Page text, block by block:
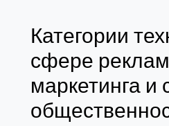
Категории
сфере
маркетинга и